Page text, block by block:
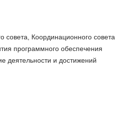
совета, Координационного совета
программного обеспечения
деятельности и достижений